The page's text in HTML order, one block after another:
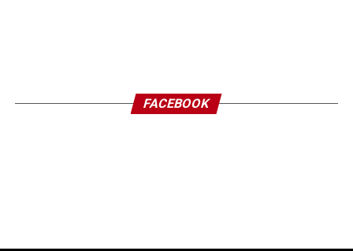
FACEBOOK